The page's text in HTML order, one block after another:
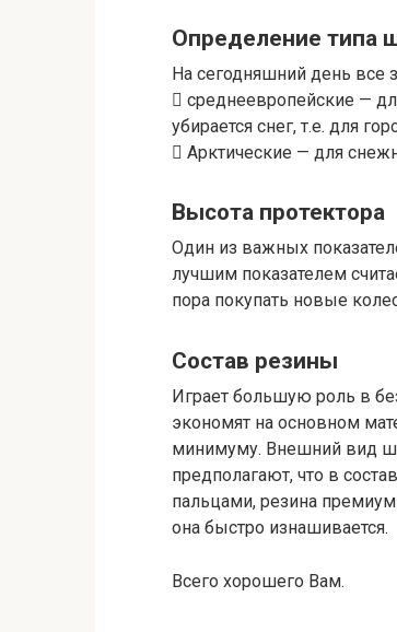
Определение типа
На сегодняшний день все
 среднеевропейские —
убирается снег, т.е. для
 Арктические — для
Высота протектора
Один из важных
лучшим показателем
пора покупать новые
Состав резины
Играет большую роль в
экономят на основном
минимуму. Внешний вид
предполагают, что в
пальцами, резина
она быстро изнашивается.
Всего хорошего Вам.